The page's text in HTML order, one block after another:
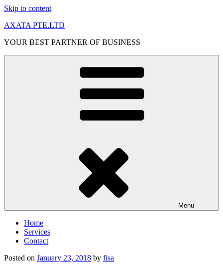
Skip to content
AXATA PTE.LTD
YOUR BEST PARTNER OF BUSINESS
Menu
Home
Services
Contact
Posted on January 23, 2018 by fisa